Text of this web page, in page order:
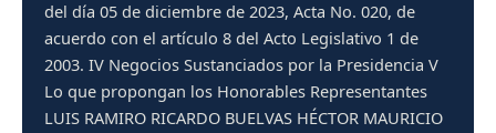
del día 05 de diciembre de 2023, Acta No. 020, de
acuerdo con el artículo 8 del Acto Legislativo 1 de
2003. IV Negocios Sustanciados por la Presidencia V
Lo que propongan los Honorables Representantes
LUIS RAMIRO RICARDO BUELVAS HÉCTOR MAURICIO